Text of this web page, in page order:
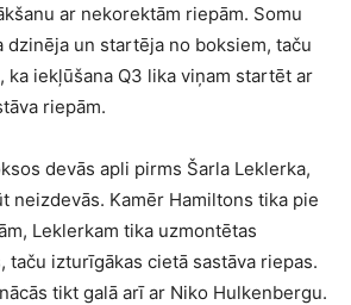
ar nekorektām riepām. Somu
dzinēja un startēja no boksiem, taču
ka iekļūšana Q3 lika viņam startēt ar
riepām.
devās apli pirms Šarla Leklerka,
neizdevās. Kamēr Hamiltons tika pie
Leklerkam tika uzmontētas
taču izturīgākas cietā sastāva riepas.
tikt galā arī ar Niko Hulkenbergu.